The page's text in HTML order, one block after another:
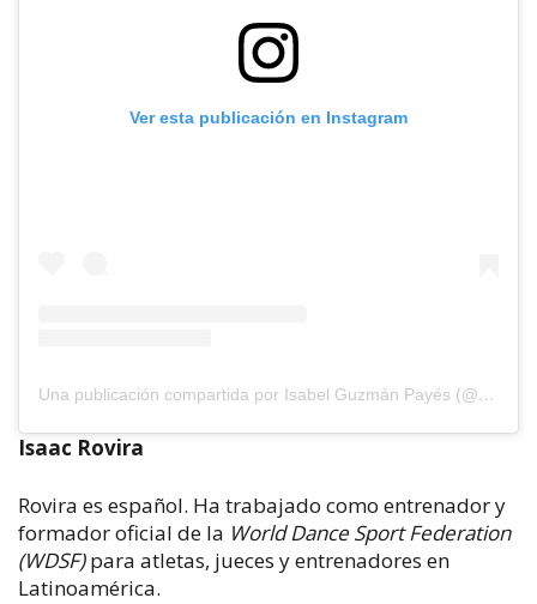
Ver esta publicación en Instagram
Una publicación compartida por Isabel Guzmán Payés (@isaguzmanpayes)
Isaac Rovira
Rovira es español. Ha trabajado como entrenador y
formador oficial de la World Dance Sport Federation
(WDSF)para atletas, jueces y entrenadores en
Latinoamérica.